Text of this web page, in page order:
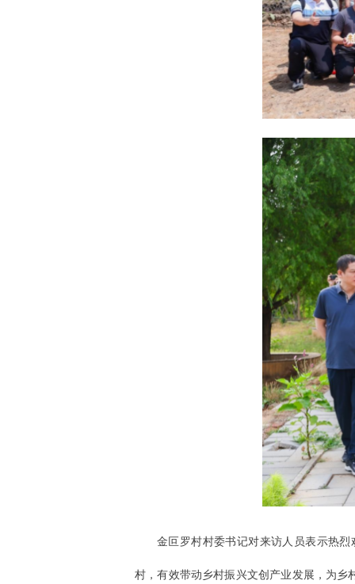
金叵罗村村委书记对来访人员表示热
村，有效带动乡村振兴文创产业发展，为